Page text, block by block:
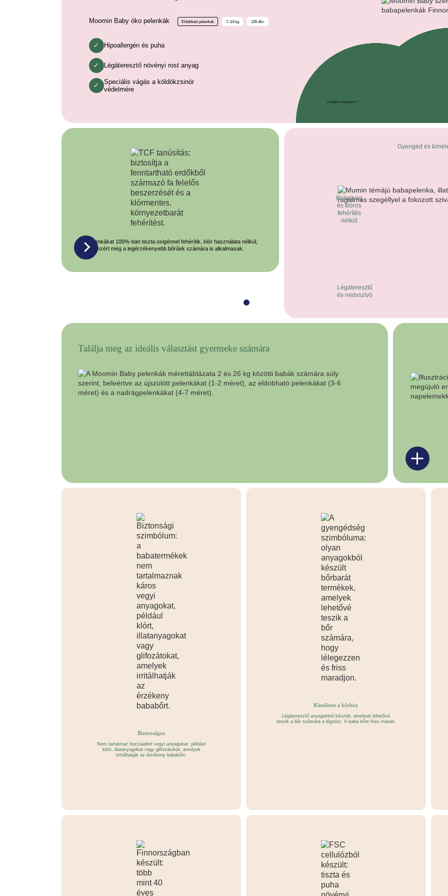
Moomin Baby öko pelenkák Eldobható pelenkák 7–14 kg 126 db>
Hipoallergén és puha
Légáteresztő növényi rost anyag
Speciális vágás a köldökzsinór
védelmére
© Moomin Characters™
A pelenkákat 100%-ban tiszta oxigénnel fehérítik, klór használata nélkül,
ezért még a legérzékenyebb bőrűek számára is alkalmasak.
Gyengéd és
Illatanyag
és klóros
fehérítés
nélkül
Légáteresztő
és nedvszívó
Találja meg az ideális választást gyermeke számára
A
Biztonságos
Nem tartalmaz hozzáadott vegyi anyagokat, például
klórt, illatanyagokat vagy glifozátokat, amelyek
irritálhatják az érzékeny bababőrt.
Kíméletes a bőrhöz
Légáteresztő anyagokból készült, amelyek lehetővé
teszik a bőr számára a légzést. A baba bőre friss marad.